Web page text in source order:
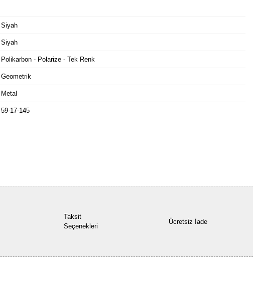
Siyah
Siyah
Polikarbon - Polarize - Tek Renk
Geometrik
Metal
59-17-145
Taksit
Seçenekleri
Ücretsiz İade